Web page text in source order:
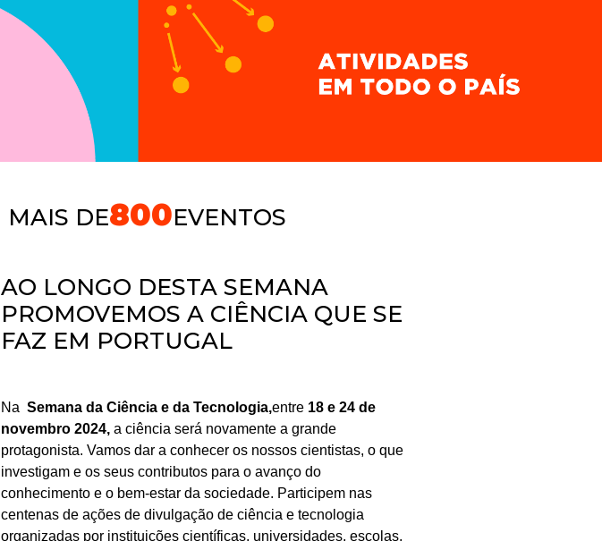
MAIS DE800EVENTOS
AO LONGO DESTA SEMANA
PROMOVEMOS A CIÊNCIA QUE SE
FAZ EM PORTUGAL
Na Semana da Ciência e da Tecnologia,entre 18 e 24 de
novembro 2024, a ciência será novamente a grande
protagonista. Vamos dar a conhecer os nossos cientistas, o que
investigam e os seus contributos para o avanço do
conhecimento e o bem-estar da sociedade. Participem nas
centenas de ações de divulgação de ciência e tecnologia
organizadas por instituições científicas, universidades, escolas,